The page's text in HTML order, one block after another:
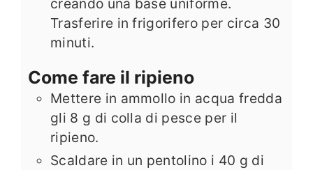
Trasferire in frigorifero per circa 30
minuti.
Come fare il ripieno
Mettere in ammollo in acqua fredda
gli 8 g di colla di pesce per il
ripieno.
Scaldare in un pentolino i 40 g di